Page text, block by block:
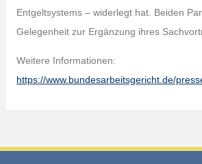
Entgeltsystems – widerlegt hat. Beiden
Gelegenheit zur Ergänzung ihres
Weitere Informationen:
https://www.bundesarbeitsgericht.de/